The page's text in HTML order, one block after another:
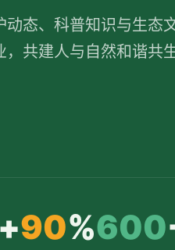
态、科普知识与生态文
共建人与自然和谐共
90%600